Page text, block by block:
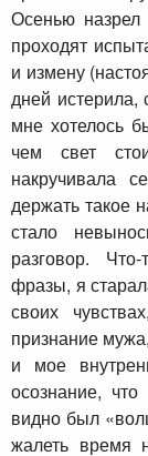
Осенью
проходят
и измену
дней истерила,
мне хотелось
чем свет
накручивала
держать такое
стало
разговор.
фразы, я
своих
признание
и мое
осознание,
видно был
жалеть время